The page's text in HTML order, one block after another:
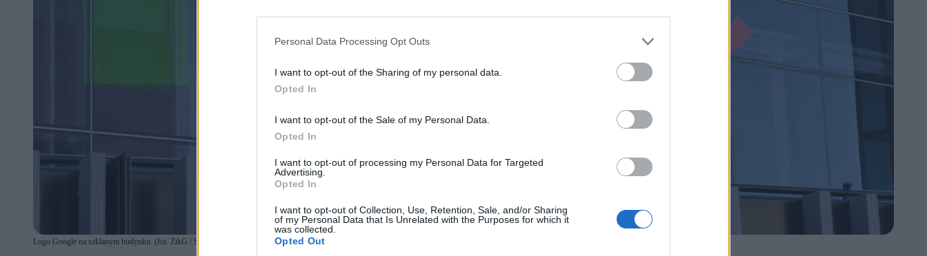
Personal Data Processing Opt Outs
I want to opt-out of the Sharing of my personal data.
Opted In
I want to opt-out of the Sale of my Personal Data.
Opted In
I want to opt-out of processing my Personal Data for Targeted
Advertising.
Opted In
I want to opt-out of Collection, Use, Retention, Sale, and/or Sharing
of my Personal Data that Is Unrelated with the Purposes for which it
was collected.
Opted Out
Logo Google na szklanym budynku. (fot. ZikG / Shutterstock)